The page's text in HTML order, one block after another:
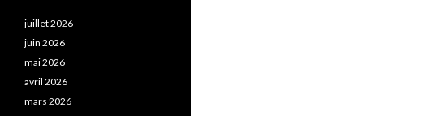
juillet 2026
juin 2026
mai 2026
avril 2026
mars 2026